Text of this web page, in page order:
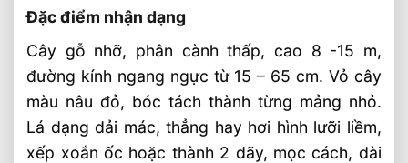
Đặc điểm nhận dạng
Cây gỗ nhỡ, phân cành thấp, cao 8 -15 m,
đường kính ngang ngực từ 15 – 65 cm. Vỏ cây
màu nâu đỏ, bóc tách thành từng mảng nhỏ.
Lá dạng dải mác, thẳng hay hơi hình lưỡi liềm,
xếp xoắn ốc hoặc thành 2 dãy, mọc cách, dài